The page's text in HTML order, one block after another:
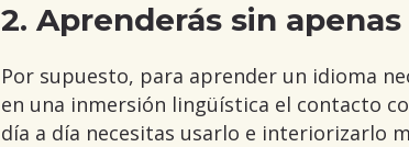
2. Aprenderás sin
Por supuesto, para aprender un idioma
en una inmersión lingüística el contacto
día a día necesitas usarlo e interiorizarlo